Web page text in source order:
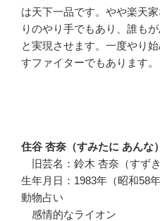
は天下一品です。やや楽天
りのやり手でもあり、誰も
と実現させます。一度やり
すファイターでもあります。
住谷 杏奈（すみたに あんな）
旧芸名：鈴木 杏奈（すずき
生年月日：1983年（昭和58
動物占い
感情的なライオン